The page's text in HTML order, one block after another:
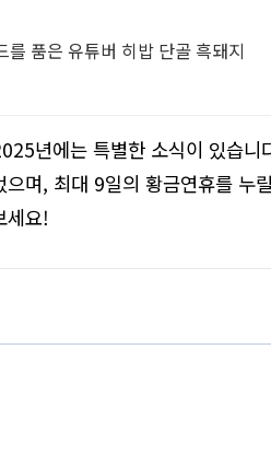
품은 유튜버 히밥 단골 흑돼지
년에는 특별한 소식이 있습니
며, 최대 9일의 황금연휴를 누
세요!